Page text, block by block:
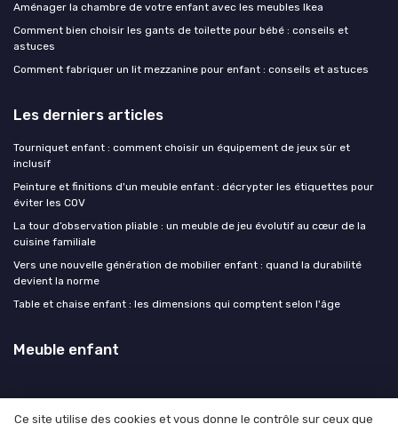
Aménager la chambre de votre enfant avec les meubles Ikea
Comment bien choisir les gants de toilette pour bébé : conseils et
astuces
Comment fabriquer un lit mezzanine pour enfant : conseils et astuces
Les derniers articles
Tourniquet enfant : comment choisir un équipement de jeux sûr et
inclusif
Peinture et finitions d'un meuble enfant : décrypter les étiquettes pour
éviter les COV
La tour d’observation pliable : un meuble de jeu évolutif au cœur de la
cuisine familiale
Vers une nouvelle génération de mobilier enfant : quand la durabilité
devient la norme
Table et chaise enfant : les dimensions qui comptent selon l'âge
Meuble enfant
Ce site utilise des cookies et vous donne le contrôle sur ceux que